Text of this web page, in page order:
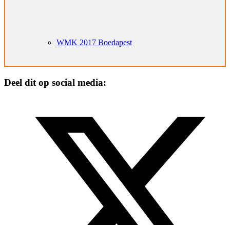
WMK 2017 Boedapest
Deel dit op social media: